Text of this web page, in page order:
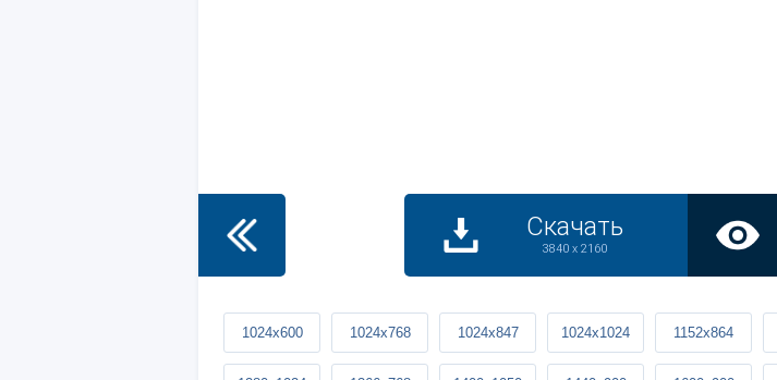
Скачать
3840 x 2160
1024x600 1024x768 1024x847 1024x1024 1152x864